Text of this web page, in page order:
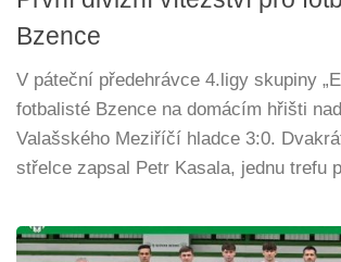
Bzence
V páteční předehrávce 4.ligy skupiny
fotbalisté Bzence na domácím hřišti
Valašského Meziříčí hladce 3:0.
střelce zapsal Petr Kasala, jednu trefu